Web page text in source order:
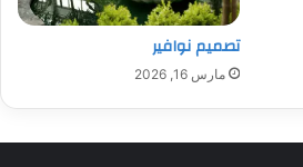
تصميم نوافير
مارس 16, 2026